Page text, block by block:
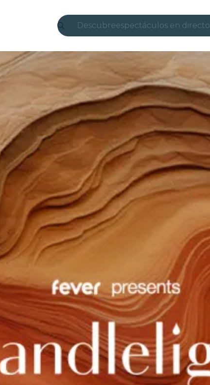
Descubreespectáculos en directo
candlelight
Londres
experiencias y ciudades
São Paulo
exposiciones
Seúl
recorridos por la ciudad
conciertos